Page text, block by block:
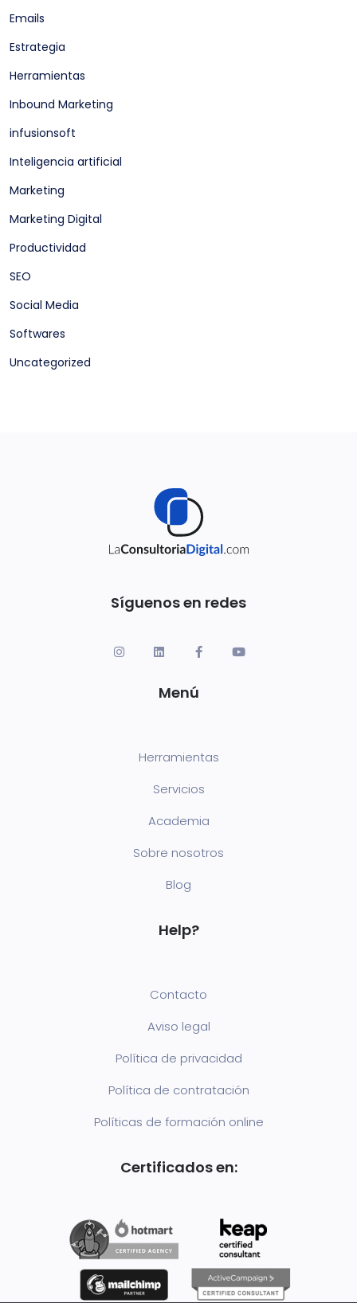
Emails
Estrategia
Herramientas
Inbound Marketing
infusionsoft
Inteligencia artificial
Marketing
Marketing Digital
Productividad
SEO
Social Media
Softwares
Uncategorized
Síguenos en redes
Menú
Herramientas
Servicios
Academia
Sobre nosotros
Blog
Help?
Contacto
Aviso legal
Política de privacidad
Política de contratación
Políticas de formación online
Certificados en: